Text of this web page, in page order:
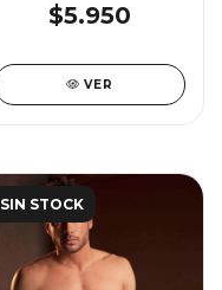
$5.950
VER
SIN STOCK